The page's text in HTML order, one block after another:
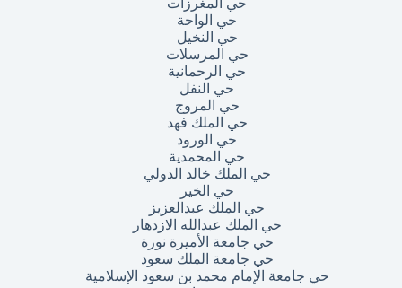
حي المغرزات
حي الواحة
حي النخيل
حي المرسلات
حي الرحمانية
حي النفل
حي المروج
حي الملك فهد
حي الورود
حي المحمدية
حي الملك خالد الدولي
حي الخير
حي الملك عبدالعزيز
حي الملك عبدالله الازدهار
حي جامعة الأميرة نورة
حي جامعة الملك سعود
حي جامعة الإمام محمد بن سعود الإسلامية